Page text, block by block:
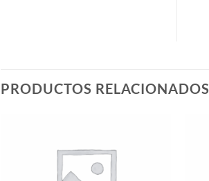
PRODUCTOS RELACIONADOS